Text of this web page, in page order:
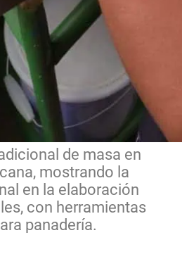
de masa en
mostrando la
en la elaboración
con herramientas
panadería.